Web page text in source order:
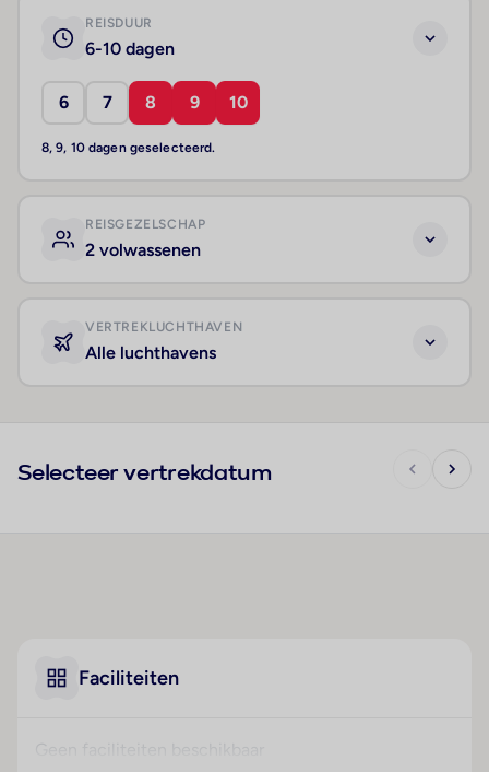
REISDUUR
6-10 dagen
6 7 8 9 10
8, 9, 10 dagen geselecteerd.
REISGEZELSCHAP
2 volwassenen
VERTREKLUCHTHAVEN
Alle luchthavens
Selecteer vertrekdatum
Faciliteiten